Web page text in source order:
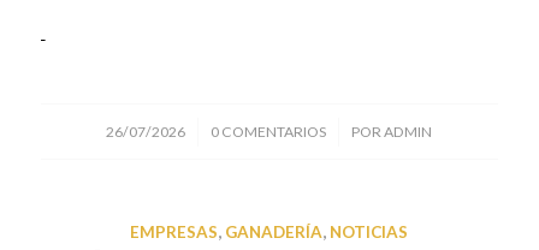
26/07/2026
/ 0 COMENTARIOS
/ PORADMIN
EMPRESAS, GANADERÍA, NOTICIAS